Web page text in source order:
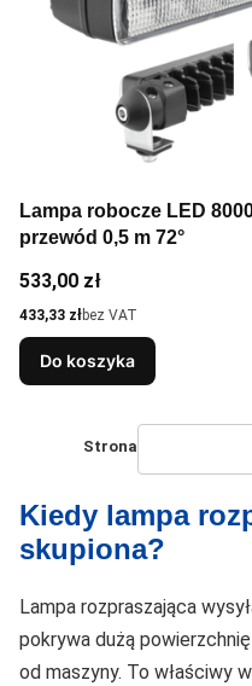
Lampa robocze LED
przewód 0,5 m 72°
Cena
533,00 zł
Cena
433,33 złbez VAT
Do koszyka
Strona
Kiedy lampa
skupiona?
Lampa rozpraszająca
pokrywa dużą
od maszyny. To właściwy